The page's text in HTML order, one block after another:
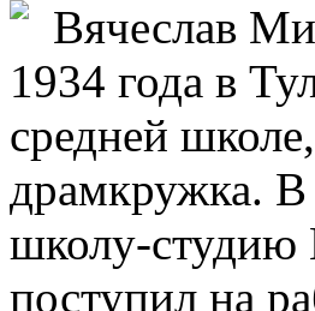
Вячеслав
1934 года в
средней
драмкружка. В
школу-
поступил на